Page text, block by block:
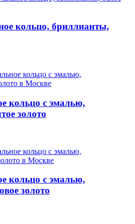
кольцо, бриллианты,
кольцо с эмалью,
золото
кольцо с эмалью,
золото